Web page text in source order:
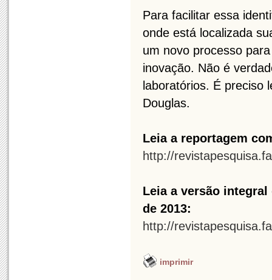
Para facilitar essa
onde está localizada
um novo processo
inovação. Não é
laboratórios. É preciso
Douglas.
Leia a reportagem
http://
Leia a versão
de 2013:
http://
imprimir